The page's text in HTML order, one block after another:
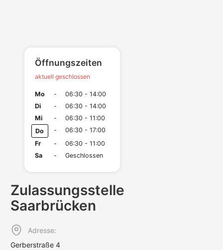
Öffnungszeiten
aktuell geschlossen
Mo -
06:30 - 14:00
Di
-
06:30 - 14:00
Mi
-
06:30 - 11:00
Do
-
06:30 - 17:00
Fr
-
06:30 - 11:00
Sa
- Geschlossen
Zulassungs­stelle
Saarbrücken
Adresse:
Gerberstraße 4